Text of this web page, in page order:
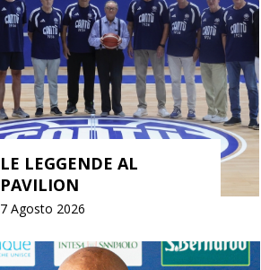
LE LEGGENDE AL
PAVILION
7 Agosto 2026